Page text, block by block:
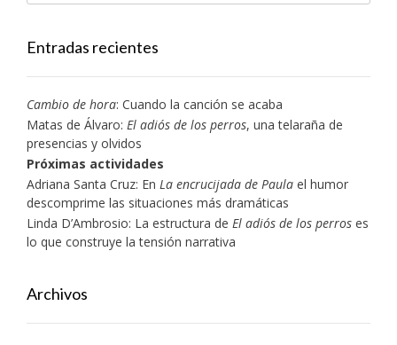
Entradas recientes
Cambio de hora: Cuando la canción se acaba
Matas de Álvaro: El adiós de los perros, una telaraña de
presencias y olvidos
Próximas actividades
Adriana Santa Cruz: En La encrucijada de Paula el humor
descomprime las situaciones más dramáticas
Linda D’Ambrosio: La estructura de El adiós de los perros es
lo que construye la tensión narrativa
Archivos